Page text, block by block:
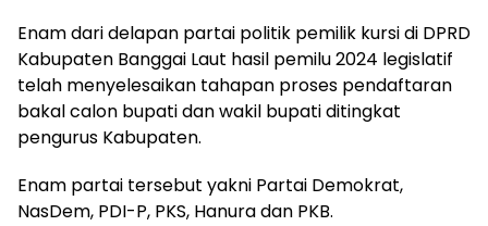
Enam dari delapan partai politik pemilik kursi di DPRD
Kabupaten Banggai Laut hasil pemilu 2024 legislatif
telah menyelesaikan tahapan proses pendaftaran
bakal calon bupati dan wakil bupati ditingkat
pengurus Kabupaten.
Enam partai tersebut yakni Partai Demokrat,
NasDem, PDI-P, PKS, Hanura dan PKB.